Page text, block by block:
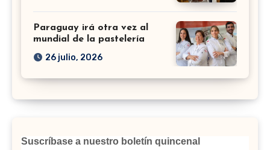
Paraguay irá otra vez al
mundial de la pastelería
26 julio, 2026
Suscríbase a nuestro boletín quincenal